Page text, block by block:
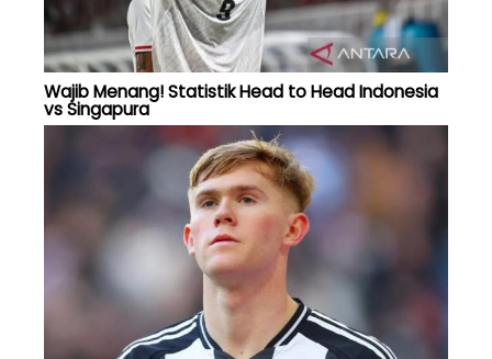
Wajib Menang! Statistik Head to Head Indonesia
vs Singapura